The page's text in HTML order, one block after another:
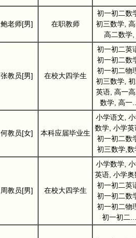
鲍老师[男] 在职教师
初一初二数
初三数学,
高二数学,
张教员[男] 在校大四学生
初一初二英
初一初二数
初一初二物
初三数学,
英语, 高一
数学, 高一
何教员[女] 本科应届毕业生
小学语文,
数学, 小学英
初一初二数
初三数学,数
周教员[男] 在校大四学生
小学数学,
英语, 小学奥
初一初二英
初一初二数
初一初二物
初一初二...